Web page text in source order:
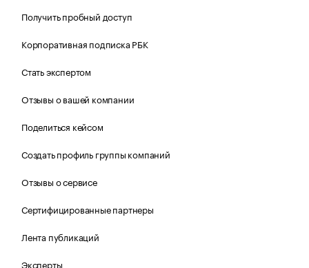
Получить пробный доступ
Корпоративная подписка РБК
Стать экспертом
Отзывы о вашей компании
Поделиться кейсом
Создать профиль группы компаний
Отзывы о сервисе
Сертифицированные партнеры
Лента публикаций
Эксперты